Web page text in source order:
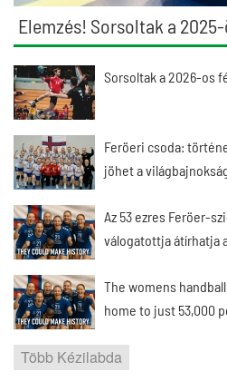
Elemzés! Sorsoltak a
Sorsoltak a 2026-os
Feröeri csoda:
jöhet a
Az 53 ezres Feröer-
válogatottja átírhatja
The womens
home to just 53,000
Több Kézilabda